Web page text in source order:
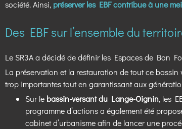
société. Ainsi, préserver les EBF contribue à une
Des EBF sur l’ensemble du
Le SR3A a décidé de définir les Espaces de Bon
La préservation et la restauration de tout ce
trop importantes tout en garantissant aux
Sur le bassin-versant du Lange-Oignin, les
programme d’actions a également été
cabinet d’urbanisme afin de lancer une